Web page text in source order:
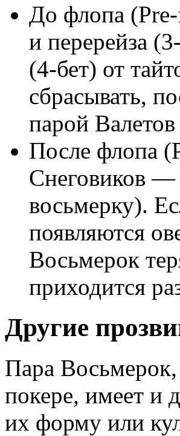
До флопа
и перерейза
(4-бет) от
сбрасывать,
парой
После флопа
Снеговиков —
восьмерку).
появляются
Восьмерок
приходится
Другие
Пара
покере, имеет и
их форму или